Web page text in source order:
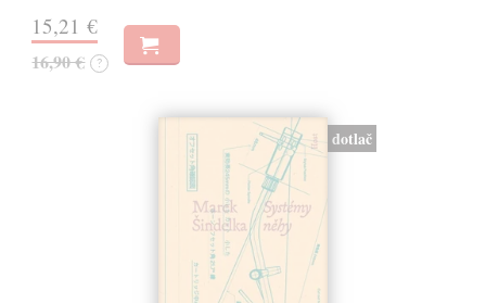
15,21 €
16,90 € ?
dotlač